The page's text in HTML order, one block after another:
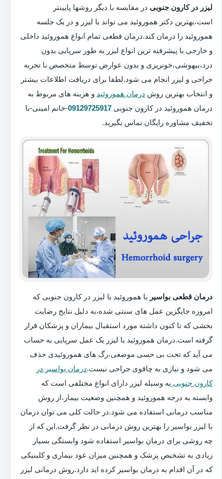
لیزر در کارون جنوبی در مقایسه با دیگر روشها پایینتر
است،بهترین دکتر هموروئید می تواند با لیزر و در یک جلسه
هموروئید را درمان کند.درمان قطعی تمام انواع هموروئید داخلی
و خارجی با پیشرفته ترین انواع لیزر به طور سرپایی بدون
درد،بیهوشی،خونریزی و بدون عوارض توسط متخصص با تجربه
جراحی و لیزر انجام می شود.لطفا برای دریافت اطلاعات بیشتر
و انتخاب بهترین روش درمان هموروئید و هزینه های مربوط به
درمان هموروئید در کارون جنوبی 09129725917-خانم امینی-با
تخفیف مشاوره رایگان تماس بگیرید.
درمان قطعی بواسیر یا هموروئید با لیزر در کارون جنوبی که
امروزه جایگزین عمل های سنتی شده،به دلیل نتایج رضایت
بخشی که تا کنون داشته مورد استقبال بیماران و پزشکان قرار
گرفته است.درمان هموروئید با لیزر یک عمل سرپایی به حساب
می آید که تحت بی حسی موضعی،رگ های هموروئیدی حذف
می شود و نیازی به چاقوی جراحی نیست.درمان بواسیر در
کارون جنوبی به وسیله لیزر دارای انواع مختلفی است که
وابسته به درجه هموروئید و همچنین وضعیت بیمار،از روش
مناسب درمانی استفاده می شود.در حالت کلی می توان درمان
با لیزر بواسیر را بهترین روش درمانی در نظر گرفت.این که از
چه روشی برای درمان بواسیر استفاده شود وابستگی بسیار
زیادی به تشخیص پزشک و همچنین میزان عود بیماری و کلینیکی
که در آن اقدام به درمان بواسیر کرده اید دارد.روش درمانی لیزر